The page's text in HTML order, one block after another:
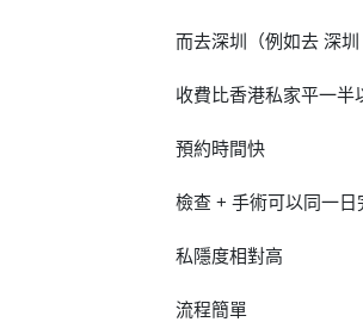
而去深圳（例如去 深
收費比香港私家平一半
預約時間快
檢查 + 手術可以同一日
私隱度相對高
流程簡單